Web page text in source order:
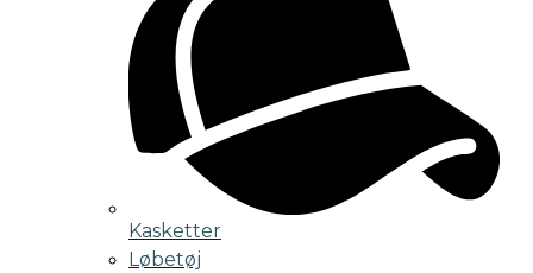
Kasketter
Løbetøj